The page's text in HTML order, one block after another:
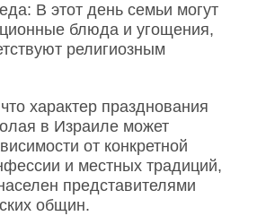
В этот день семьи могут
блюда и угощения,
религиозным
характер празднования
в Израиле может
от конкретной
и местных традиций,
представителями
общин.